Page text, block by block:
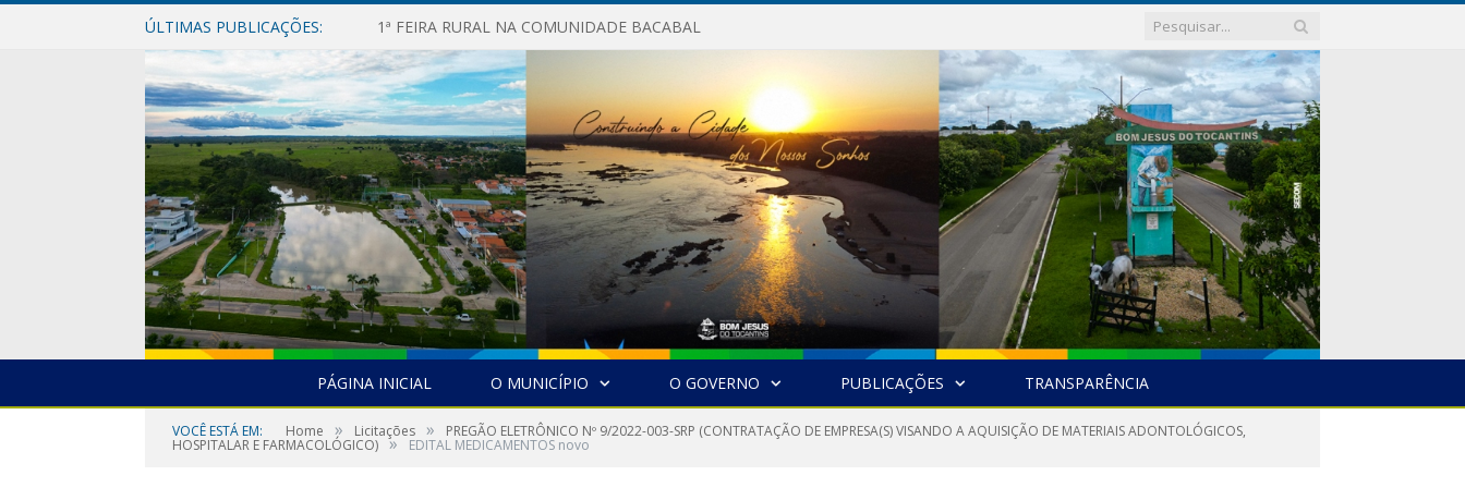
ÚLTIMAS PUBLICAÇÕES: 1ª FEIRA RURAL NA COMUNIDADE BACABAL
PÁGINA INICIAL O MUNICÍPIO O GOVERNO PUBLICAÇÕES TRANSPARÊNCIA
VOCÊ ESTÁ EM: Home » Licitações » PREGÃO ELETRÔNICO Nº 9/2022-003-SRP (CONTRATAÇÃO DE EMPRESA(S) VISANDO A AQUISIÇÃO DE MATERIAIS ADONTOLÓGICOS,
HOSPITALAR E FARMACOLÓGICO) » EDITAL MEDICAMENTOS novo